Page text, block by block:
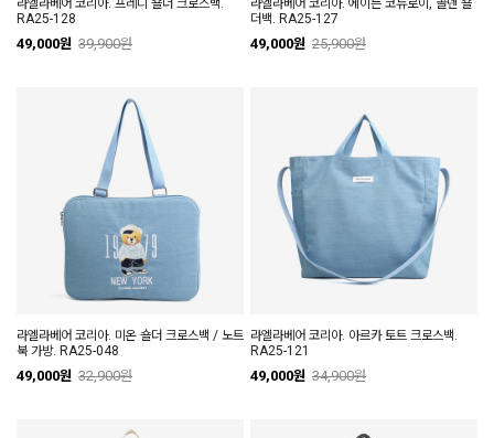
RA25-128
49,000원 39,900원
더백. RA25-127
49,000원 25,900원
라엘라베어 코리아. 미온 숄더 크로스백 / 노트
북 가방. RA25-048
49,000원 32,900원
라엘라베어 코리아. 아르카 토트 크로스백.
RA25-121
49,000원 34,900원